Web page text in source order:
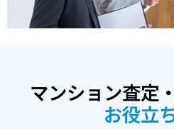
マンション査定
お役立